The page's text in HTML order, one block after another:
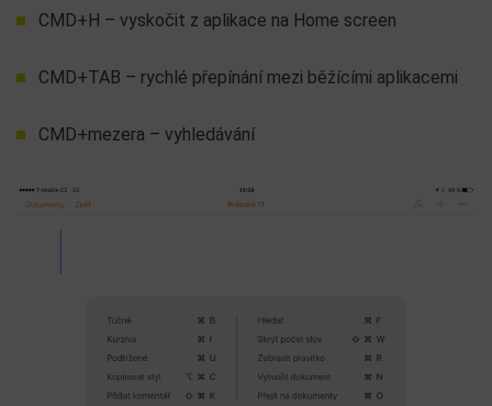
CMD+H – vyskočit z aplikace na Home screen
CMD+TAB – rychlé přepínání mezi běžícími aplikacemi
CMD+mezera – vyhledávání